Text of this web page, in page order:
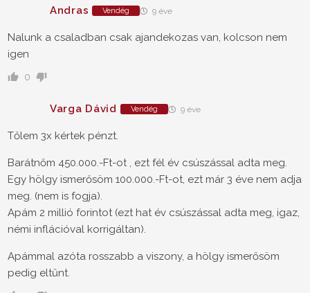
Andras Vendég 9 éve
Nalunk a csaladban csak ajandekozas van, kolcson nem
igen
0
Varga Dávid Vendég 9 éve
Tőlem 3x kértek pénzt.
Barátnőm 450.000.-Ft-ot , ezt fél év csúszással adta meg.
Egy hölgy ismerősöm 100.000.-Ft-ot, ezt már 3 éve nem adja
meg. (nem is fogja).
Apám 2 millió forintot (ezt hat év csúszással adta meg, igaz,
némi inflációval korrigáltan).
Apámmal azóta rosszabb a viszony, a hölgy ismerősöm
pedig eltűnt.